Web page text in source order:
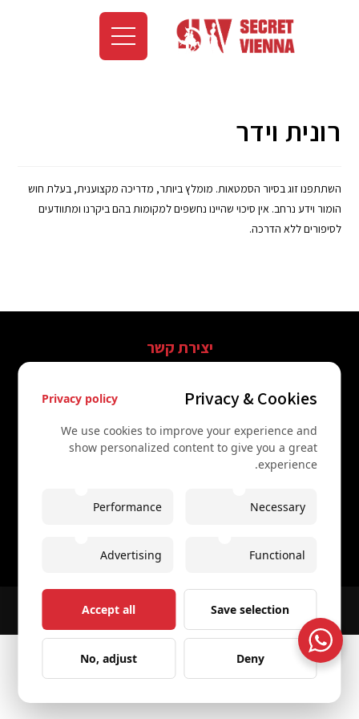
רונית וידר
השתתפנו זוג בסיור הסמטאות. מומלץ ביותר, מדריכה מקצוענית, בעלת חוש
הומור וידע נרחב. אין סיכוי שהיינו נחשפים למקומות בהם ביקרנו ומתוודעים
לסיפורים ללא הדרכה.
יצירת קשר
+43 67761612322
info@secretvienna.org
Spaces Icon Tower at Hauptbahnhof
© 2026 All rights reserved
Privacy & Cookies
Privacy policy
We use cookies to improve your experience and
show personalized content to give you a great
experience.
Necessary
Performance
Functional
Advertising
Save selection
Accept all
Deny
No, adjust